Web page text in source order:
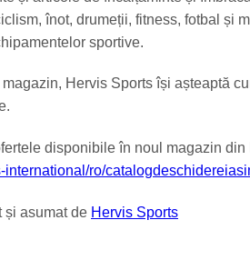
înot, drumeții, fitness, fotbal și
sportive.
Hervis Sports își așteaptă
disponibile în noul magazin din
international/ro/
și asumat de Hervis Sports